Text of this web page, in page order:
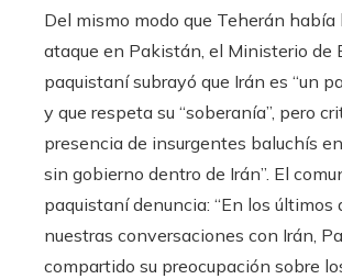
Del mismo modo que Teherán había
ataque en Pakistán, el Ministerio de
paquistaní subrayó que Irán es “un
y que respeta su “soberanía”, pero
presencia de insurgentes baluchís
sin gobierno dentro de Irán”. El
paquistaní denuncia: “En los últimos
nuestras conversaciones con Irán,
compartido su preocupación sobre